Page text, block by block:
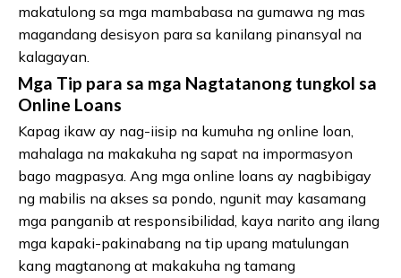
makatulong sa mga mambabasa na gumawa ng mas
magandang desisyon para sa kanilang pinansyal na
kalagayan.
Mga Tip para sa mga Nagtatanong tungkol sa
Online Loans
Kapag ikaw ay nag-iisip na kumuha ng online loan,
mahalaga na makakuha ng sapat na impormasyon
bago magpasya. Ang mga online loans ay nagbibigay
ng mabilis na akses sa pondo, ngunit may kasamang
mga panganib at responsibilidad, kaya narito ang ilang
mga kapaki-pakinabang na tip upang matulungan
kang magtanong at makakuha ng tamang